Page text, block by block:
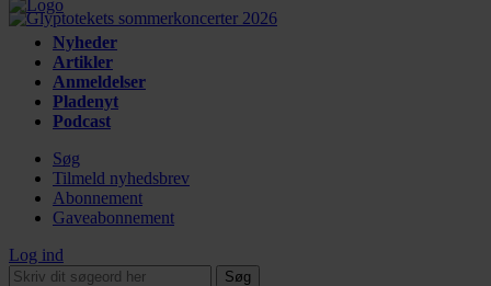
Nyheder
Artikler
Anmeldelser
Pladenyt
Podcast
Søg
Tilmeld nyhedsbrev
Abonnement
Gaveabonnement
Log ind
Søg